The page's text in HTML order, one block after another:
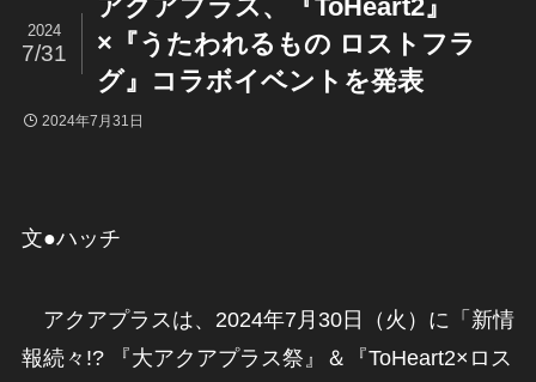
アクアプラス、『ToHeart2』
×『うたわれるもの ロストフラ
グ』コラボイベントを発表
2024
7/31
2024年7月31日
文●ハッチ
アクアプラスは、2024年7月30日（火）に「新情
報続々!? 『大アクアプラス祭』＆『ToHeart2×ロス